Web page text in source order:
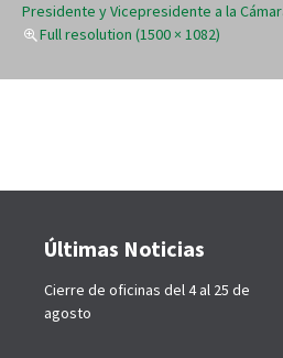
Presidente y Vicepresidente a la
Full resolution (1500 × 1082)
Últimas Noticias
Cierre de oficinas del 4 al 25 de
agosto